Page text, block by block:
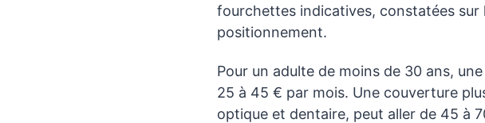
fourchettes indicatives, constatées sur
positionnement.
Pour un adulte de moins de 30 ans,
25 à 45 € par mois. Une couverture
optique et dentaire, peut aller de 45 à